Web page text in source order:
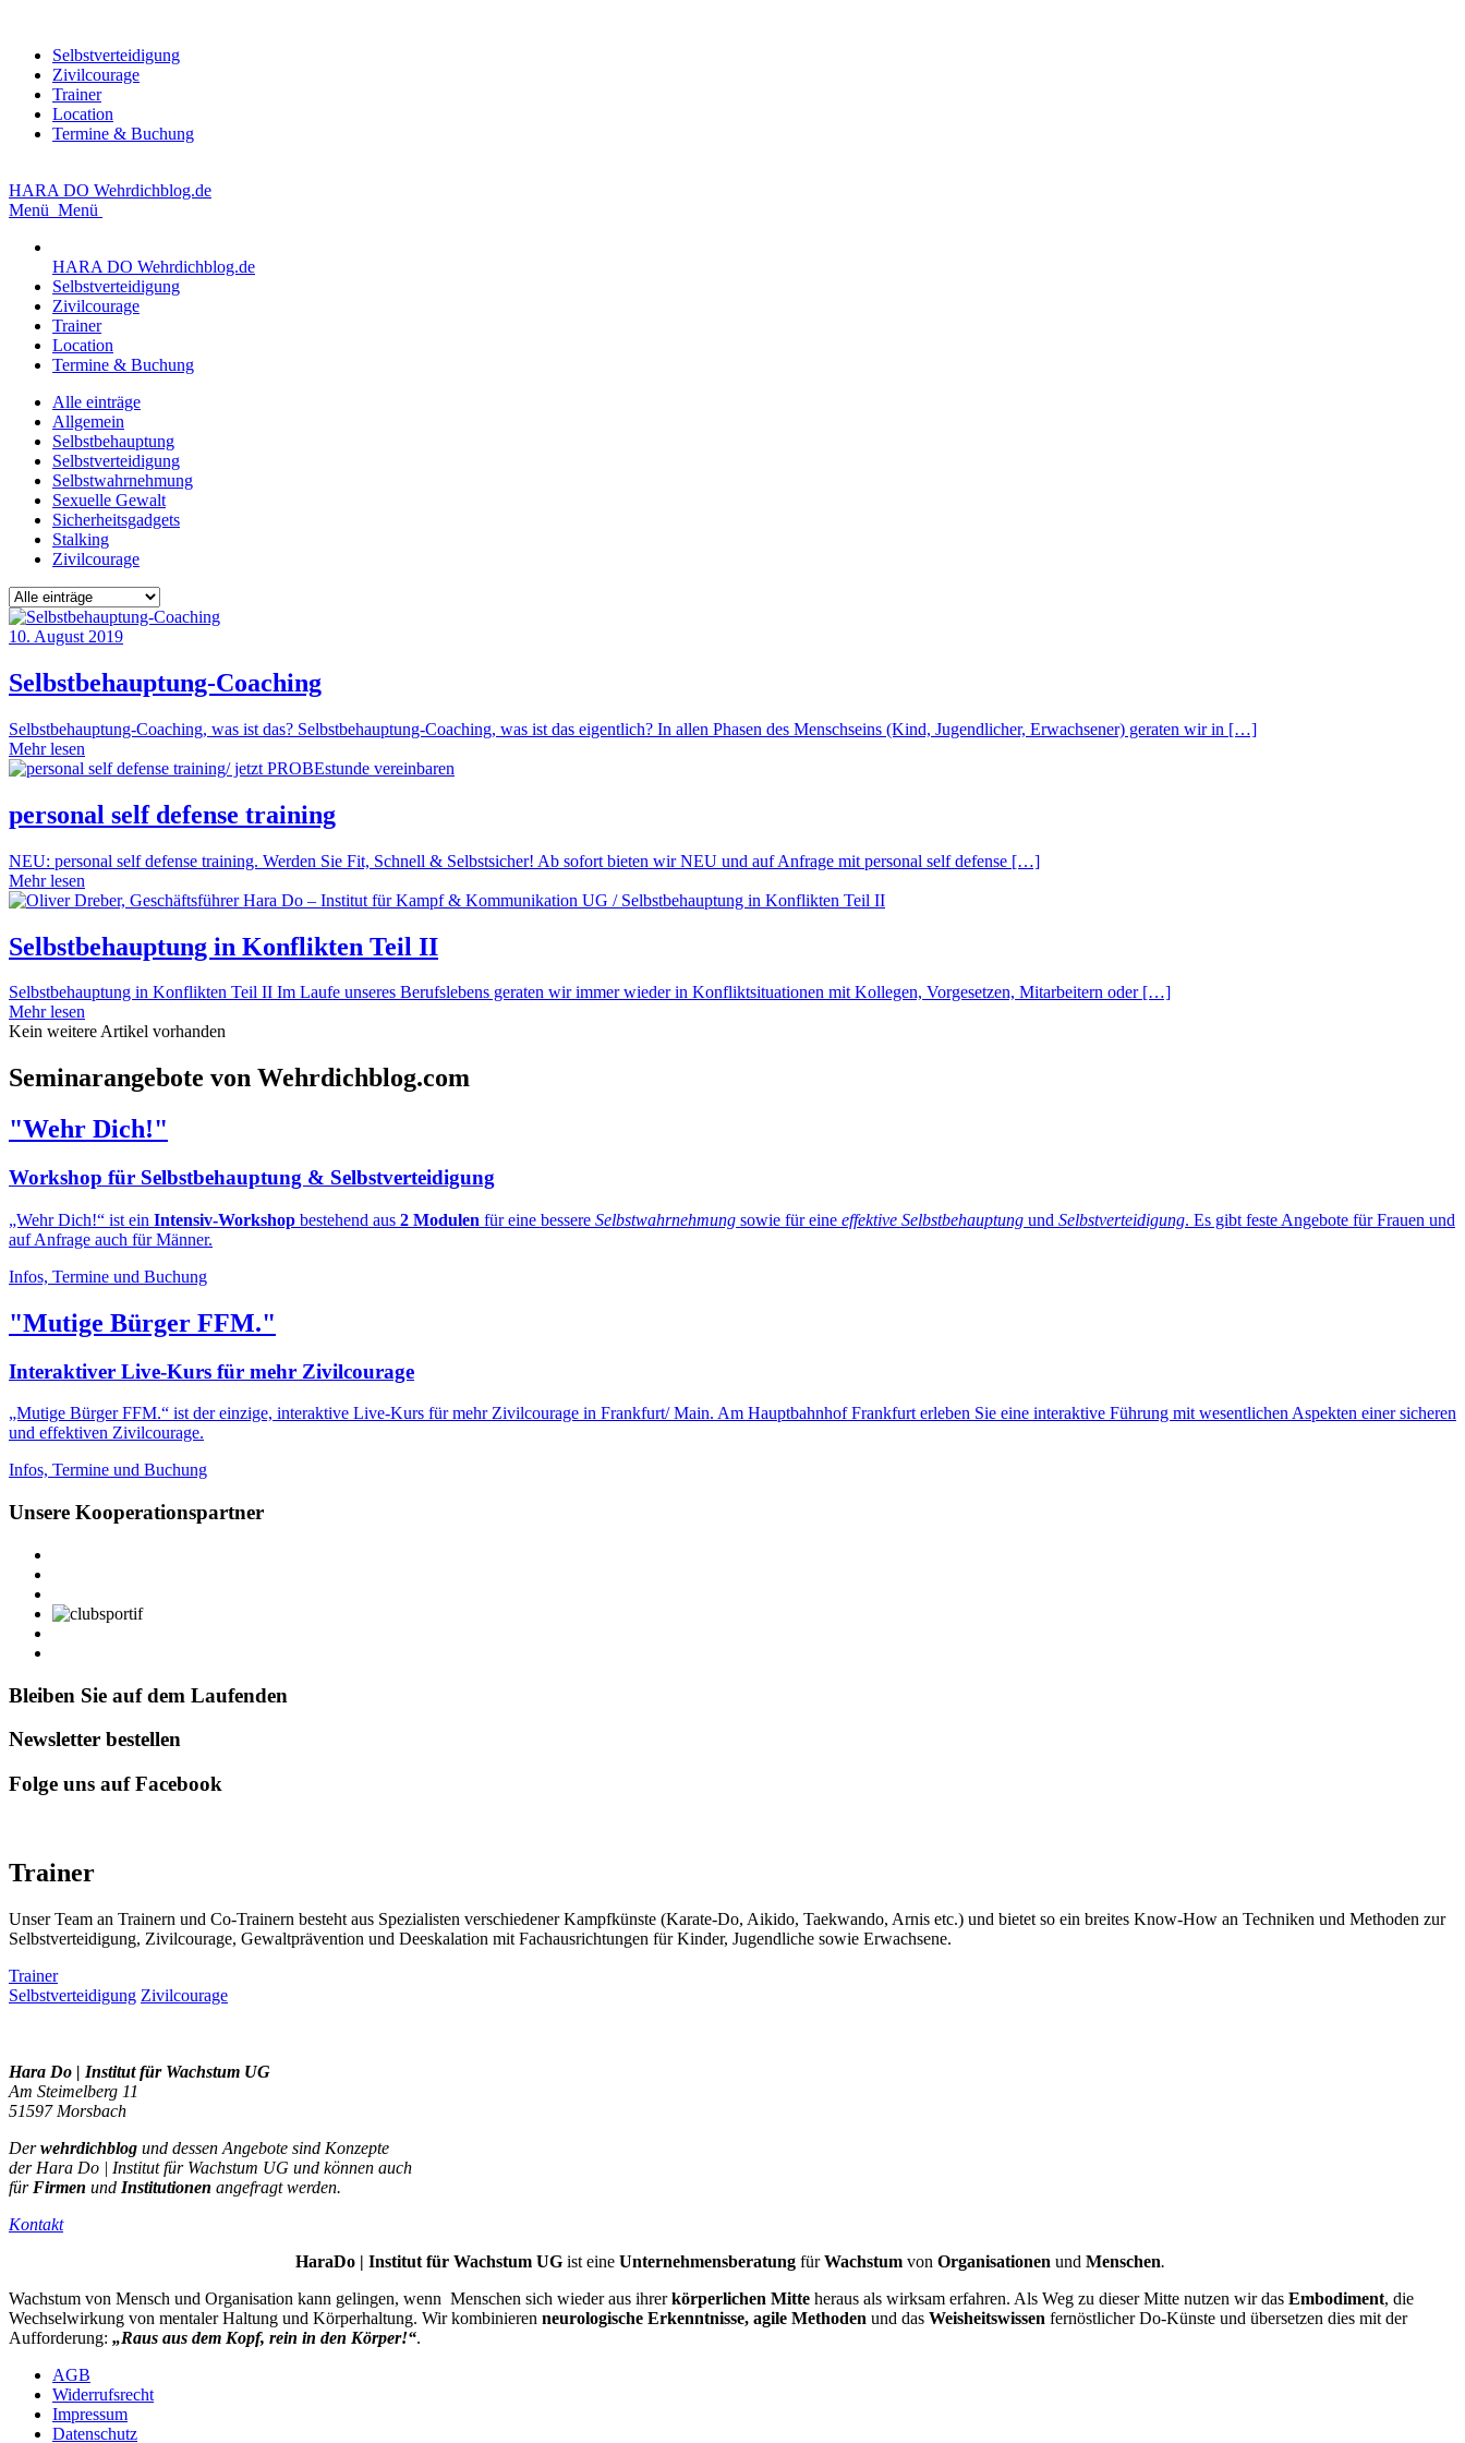
Selbstverteidigung
Zivilcourage
Trainer
Location
Termine & Buchung
HARA DO Wehrdichblog.de
Menü Menü
HARA DO Wehrdichblog.de
Selbstverteidigung
Zivilcourage
Trainer
Location
Termine & Buchung
Alle einträge
Allgemein
Selbstbehauptung
Selbstverteidigung
Selbstwahrnehmung
Sexuelle Gewalt
Sicherheitsgadgets
Stalking
Zivilcourage
10. August 2019
Selbstbehauptung-Coaching
Selbstbehauptung-Coaching, was ist das? Selbstbehauptung-Coaching, was ist das eigentlich? In allen Phasen des Menschseins (Kind, Jugendlicher, Erwachsener) geraten wir in […]
Mehr lesen
personal self defense training
NEU: personal self defense training. Werden Sie Fit, Schnell & Selbstsicher! Ab sofort bieten wir NEU und auf Anfrage mit personal self defense […]
Mehr lesen
Selbstbehauptung in Konflikten Teil II
Selbstbehauptung in Konflikten Teil II Im Laufe unseres Berufslebens geraten wir immer wieder in Konfliktsituationen mit Kollegen, Vorgesetzen, Mitarbeitern oder […]
Mehr lesen
Kein weitere Artikel vorhanden
Seminarangebote von Wehrdichblog.com
"Wehr Dich!"
Workshop für Selbstbehauptung & Selbstverteidigung
„Wehr Dich!“ ist ein Intensiv-Workshop bestehend aus 2 Modulen für eine bessere Selbstwahrnehmung sowie für eine effektive Selbstbehauptung und Selbstverteidigung. Es gibt feste Angebote für Frauen und
auf Anfrage auch für Männer.
Infos, Termine und Buchung
"Mutige Bürger FFM."
Interaktiver Live-Kurs für mehr Zivilcourage
„Mutige Bürger FFM.“ ist der einzige, interaktive Live-Kurs für mehr Zivilcourage in Frankfurt/ Main. Am Hauptbahnhof Frankfurt erleben Sie eine interaktive Führung mit wesentlichen Aspekten einer sicheren
und effektiven Zivilcourage.
Infos, Termine und Buchung
Unsere Kooperationspartner
Bleiben Sie auf dem Laufenden
Newsletter bestellen
Folge uns auf Facebook
Trainer
Unser Team an Trainern und Co-Trainern besteht aus Spezialisten verschiedener Kampfkünste (Karate-Do, Aikido, Taekwando, Arnis etc.) und bietet so ein breites Know-How an Techniken und Methoden zur
Selbstverteidigung, Zivilcourage, Gewaltprävention und Deeskalation mit Fachausrichtungen für Kinder, Jugendliche sowie Erwachsene.
Trainer
Selbstverteidigung Zivilcourage
Hara Do | Institut für Wachstum UG
Am Steimelberg 11
51597 Morsbach
Derwehrdichblog und dessen Angebote sind Konzepte
der Hara Do | Institut für Wachstum UG und können auch
für Firmen und Institutionen angefragt werden.
Kontakt
HaraDo | Institut für Wachstum UG ist eine Unternehmensberatung fürWachstum von Organisationen und Menschen.
Wachstum von Mensch und Organisation kann gelingen, wenn Menschen sich wieder aus ihrerkörperlichen Mitte heraus als wirksam erfahren. Als Weg zu dieser Mitte nutzen wir das Embodiment, die
Wechselwirkung von mentaler Haltung und Körperhaltung. Wir kombinieren neurologische Erkenntnisse, agile Methoden und das Weisheitswissen fernöstlicher Do-Künste und übersetzen dies mit der
Aufforderung: „Raus aus dem Kopf, rein in den Körper!“.
AGB
Widerrufsrecht
Impressum
Datenschutz